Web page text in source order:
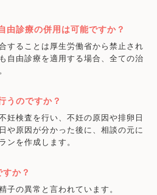
由診療の併用は可能ですか？
することは厚生労働省から禁止され
自由診療を適用する場合、全ての治
うのですか？
妊検査を行い、不妊の原因や排卵日
や原因が分かった後に、相談の元に
ンを作成します。
か？
子の異常と言われています。